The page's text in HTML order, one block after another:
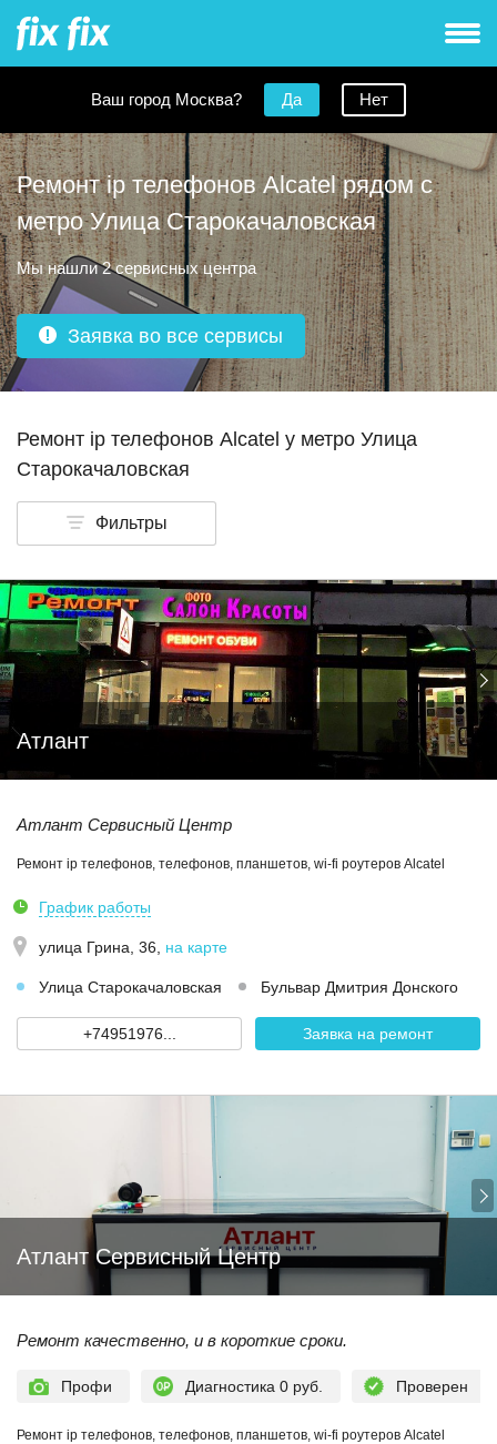
Ваш город Москва? Да Нет
Ремонт ip телефонов Alcatel рядом с
метро Улица Старокачаловская
Мы нашли 2 сервисных центра
Заявка во все сервисы
Ремонт ip телефонов Alcatel у метро Улица
Старокачаловская
Фильтры
Атлант
Атлант Сервисный Центр
Ремонт ip телефонов, телефонов, планшетов, wi-fi роутеров Alcatel
График работы
улица Грина, 36 на карте
Улица Старокачаловская Бульвар Дмитрия Донского
+74951976... Заявка на ремонт
Атлант Сервисный Центр
Ремонт качественно, и в короткие сроки.
Профи Диагностика 0 руб. Проверен
Ремонт ip телефонов, телефонов, планшетов, wi-fi роутеров Alcatel